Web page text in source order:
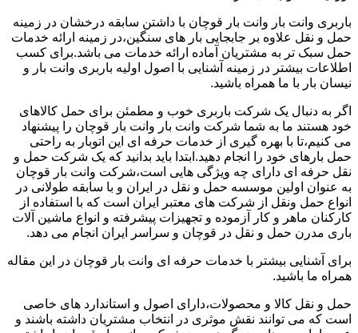
باربری وانت بار وانت بار قوچان با داشتن سابقه درخشان در زمینه
حمل و نقل علاوه بر جابجایی بار های سنگین،در زمینه ارائه خدمات
حمل سبک تر به مشتریان آماده ارائه خدمات می باشد.برای کسب
اطلاعات بیشتر در زمینه آشنایی با اصول اولیه باربری وانت بار و
نیسان بار با ما همراه باشید.
اگر به دنبال یک شرکت باربری خوب و مطمئن برای حمل کالاهای
خود هستند ما به شما شرکت وانت بار وانت بار قوچان را پیشنهاد
می کنیم،تا با بهره گیری از خدمات حرفه ای این اتوبار به راحتی
حمل بارهای خود را انجام دهید.ابتدا باید بدانید که یک شرکت حمل و
نقل حرفه ای دارای چه ویژگی هایی است،شرکت وانت بار قوچان
به عنوان اولین موسسه حمل و نقل در ایران و با سابقه طولانی در
انواع حمل ونقل از شرکت های معتبر ایران است که با استفاده از
کارکنان ماهر و کار آزموده و تجهیزات پیشرفته و انواع ماشین آلات
باری مدرن حمل و نقل در قوچان و سراسر ایران انجام می دهد.
برای آشنایی بیشتر با خدمات حرفه ای وانت بار قوچان در این مقاله
همراه ما باشید.
حمل و نقل کالا و محصولات،دارای اصول و استاندارد های خاصی
است که می توانند نقش موثری در انتخاب مشتریان داشته باشند و